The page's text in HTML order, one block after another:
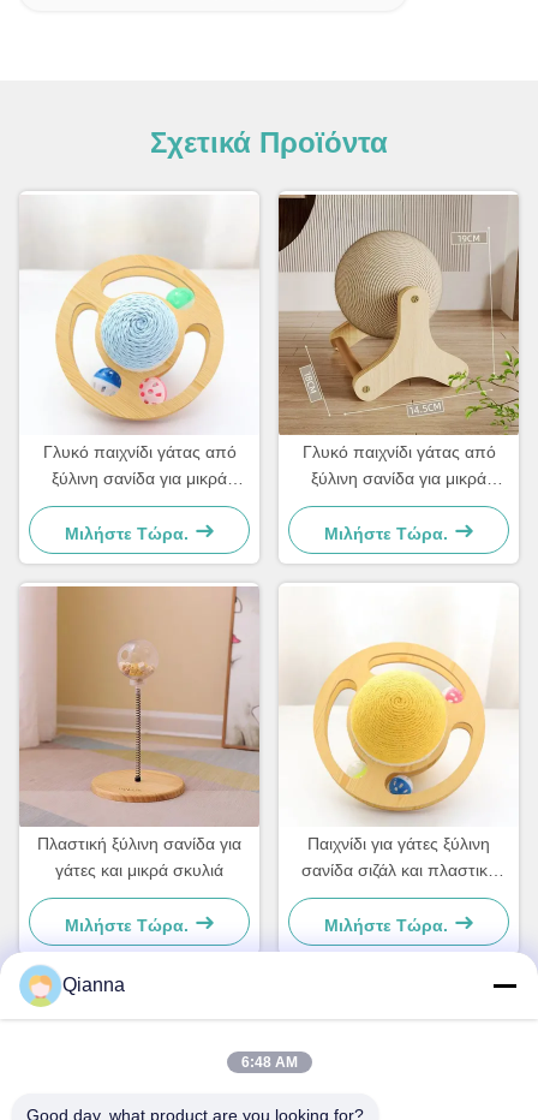
Σχετικά Προϊόντα
Γλυκό παιχνίδι γάτας από
ξύλινη σανίδα για μικρά
σκυλιά και γάτες Απλό και
πρακτικό
Μιλήστε Τώρα.
Γλυκό παιχνίδι γάτας από
ξύλινη σανίδα για μικρά
σκυλιά και γάτες Απλό και
πρακτικό
Μιλήστε Τώρα.
Πλαστική ξύλινη σανίδα για
γάτες και μικρά σκυλιά
Μιλήστε Τώρα.
Παιχνίδι για γάτες ξύλινη
σανίδα σιζάλ και πλαστικό
Για μικρά σκυλιά και γάτες
Απλό και πρακτικό
Μιλήστε Τώρα.
Διεύθυνση
Qianna
6:48 AM
Good day, what product are you looking for?